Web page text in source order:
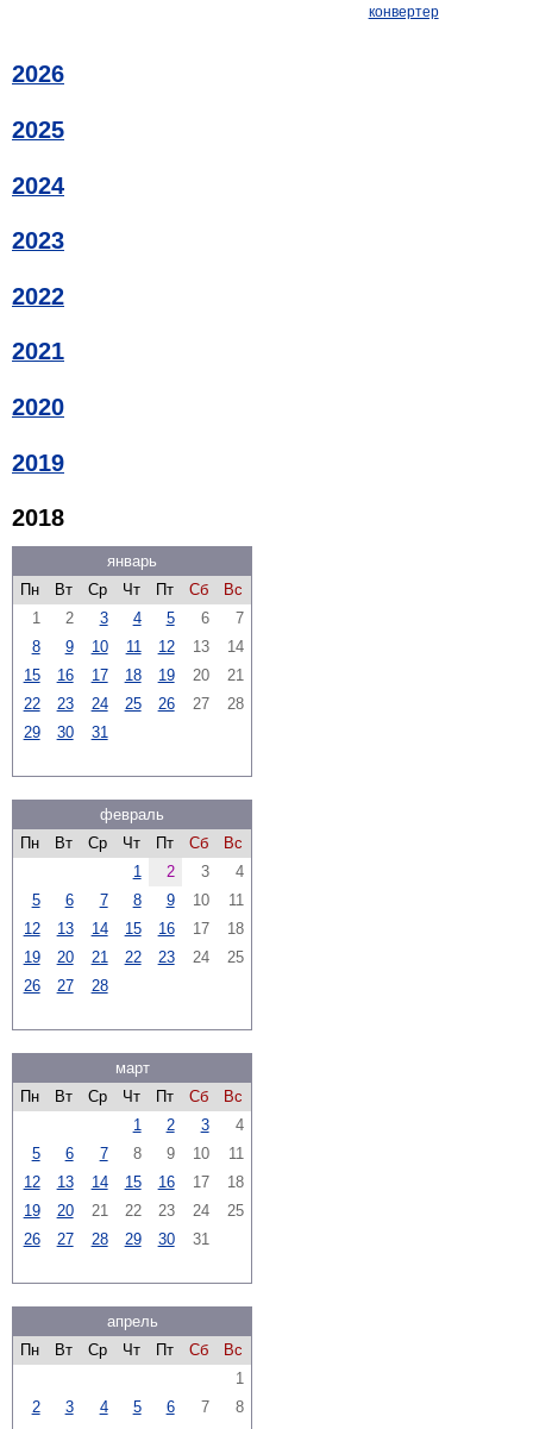
конвертер
2026
2025
2024
2023
2022
2021
2020
2019
2018
январь
Пн
Вт Ср Чт Пт Сб
Вс
1
2 3 4 5 6
7
8
9 10 11 12 13
14
15
16 17 18 19 20
21
22
23 24 25 26 27
28
29
30 31
февраль
Пн
Вт Ср Чт Пт Сб
Вс
1
2 3
4
5
6 7 8 9 10
11
12
13 14 15 16 17
18
19
20 21 22 23 24
25
26
27 28
март
Пн
Вт Ср Чт Пт Сб
Вс
1
2 3
4
5
6 7 8 9 10
11
12
13 14 15 16 17
18
19
20 21 22 23 24
25
26
27 28 29 30 31
апрель
Пн
Вт Ср Чт Пт Сб
Вс
1
2
3 4 5 6 7
8